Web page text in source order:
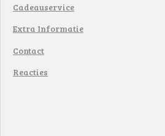
Cadeauservice
Extra Informatie
Contact
Reacties